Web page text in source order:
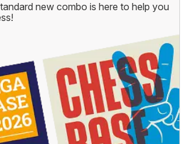
new combo is here to help you